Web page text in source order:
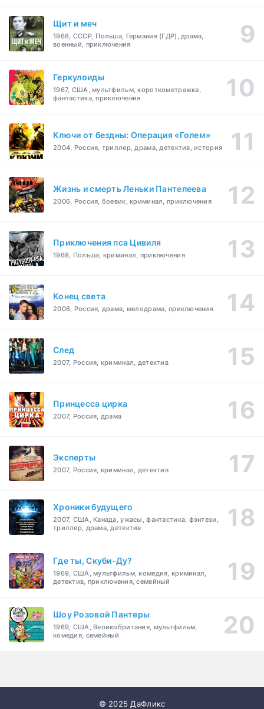
Щит и меч
1968, СССР, Польша, Германия (ГДР), драма,
военный, приключения
Геркулоиды
1967, США, мультфильм, короткометражка,
фантастика, приключения
Ключи от бездны: Операция «Голем»
2004, Россия, триллер, драма, детектив, история
Жизнь и смерть Леньки Пантелеева
2006, Россия, боевик, криминал, приключения
Приключения пса Цивиля
1968, Польша, криминал, приключения
Конец света
2006, Россия, драма, мелодрама, приключения
След
2007, Россия, криминал, детектив
Принцесса цирка
2007, Россия, драма
Эксперты
2007, Россия, криминал, детектив
Хроники будущего
2007, США, Канада, ужасы, фантастика, фэнтези,
триллер, драма, детектив
Где ты, Скуби-Ду?
1969, США, мультфильм, комедия, криминал,
детектив, приключения, семейный
Шоу Розовой Пантеры
1969, США, Великобритания, мультфильм,
комедия, семейный
© 2025 ДаФликс